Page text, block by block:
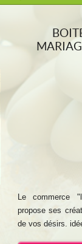
Le commerce
propose ses
de vos désirs.